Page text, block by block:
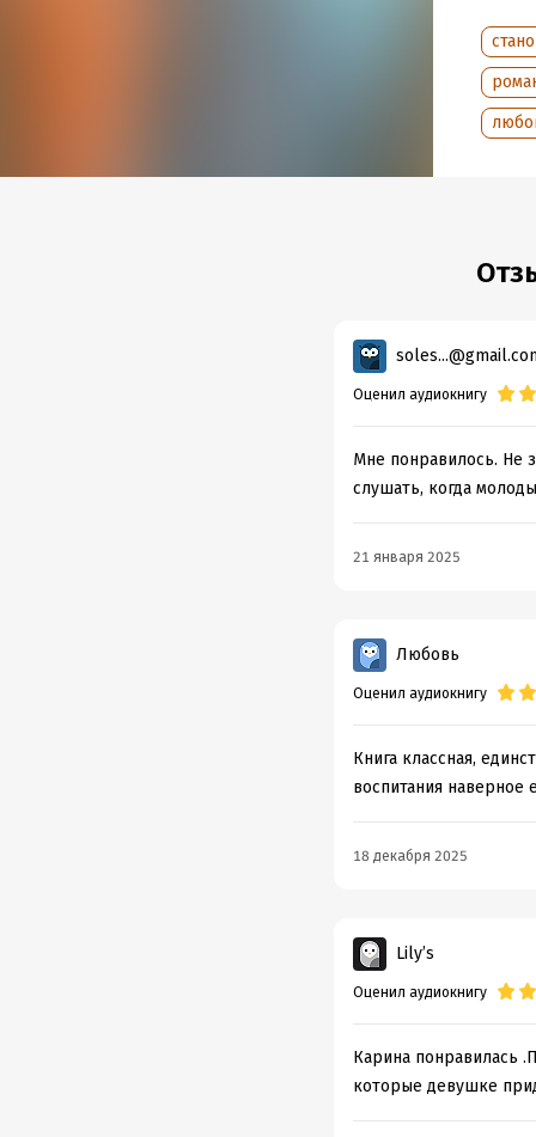
Оценил аудиокнигу
Мне понравилось. Не
слушать, когда
21 января 2025
Любовь
Оценил аудиокнигу
Книга классная,
воспитания
18 декабря 2025
Lily’s
Оценил аудиокнигу
Карина понравилась
которые девушке